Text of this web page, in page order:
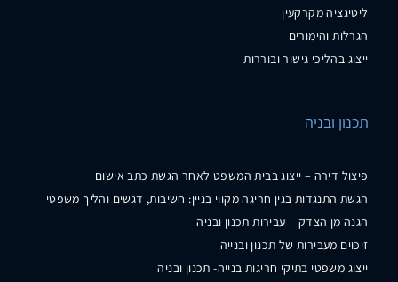
ליטיגציה מקרקעין
הגרלות והימורים
ייצוג בהליכי גישור ובוררות
תכנון ובניה
פיצול דירה – ייצוג בבית המשפט לאחר הגשת כתב אישום
הגשת התנגדות בגין חריגה מקווי בניין: חשיבות, דגשים והליך משפטי
הגנה מן הצדק – עבירות תכנון ובניה
זיכוים מעבירות של תכנון ובנייה
ייצוג משפטי בתיקי חריגות בנייה- תכנון ובניה